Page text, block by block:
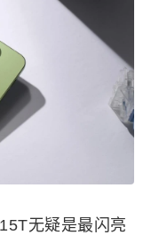
无疑是最闪亮